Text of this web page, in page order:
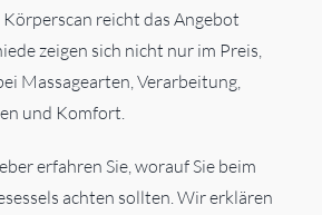
reicht das Angebot
zeigen sich nicht nur im Preis,
Massagearten, Verarbeitung,
und Komfort.
erfahren Sie, worauf Sie beim
achten sollten. Wir erklären